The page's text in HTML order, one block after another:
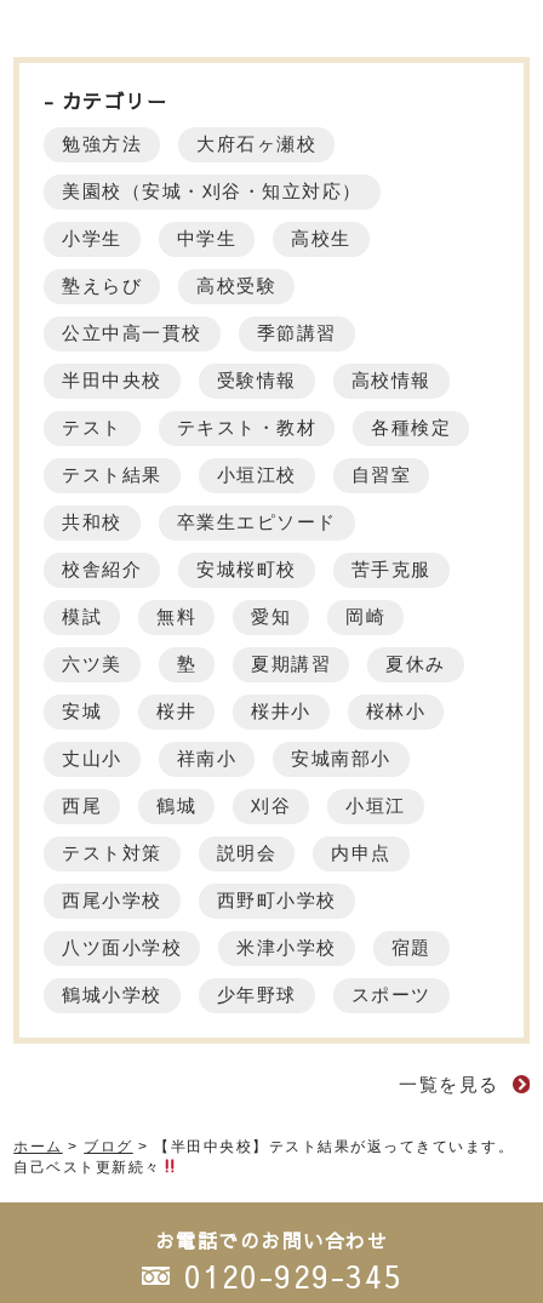
カテゴリー
勉強方法 大府石ヶ瀬校
美園校（安城・刈谷・知立対応）
小学生 中学生 高校生
塾えらび 高校受験
公立中高一貫校 季節講習
半田中央校 受験情報 高校情報
テスト テキスト・教材 各種検定
テスト結果 小垣江校 自習室
共和校 卒業生エピソード
校舎紹介 安城桜町校 苦手克服
模試 無料 愛知 岡崎
六ツ美 塾 夏期講習 夏休み
安城 桜井 桜井小 桜林小
丈山小 祥南小 安城南部小
西尾 鶴城 刈谷 小垣江
テスト対策 説明会 内申点
西尾小学校 西野町小学校
八ツ面小学校 米津小学校 宿題
鶴城小学校 少年野球 スポーツ
一覧を見る
ホーム > ブログ >
【半田中央校】テスト結果が返ってきています。
自己ベスト更新続々
お電話でのお問い合わせ
0120-929-345